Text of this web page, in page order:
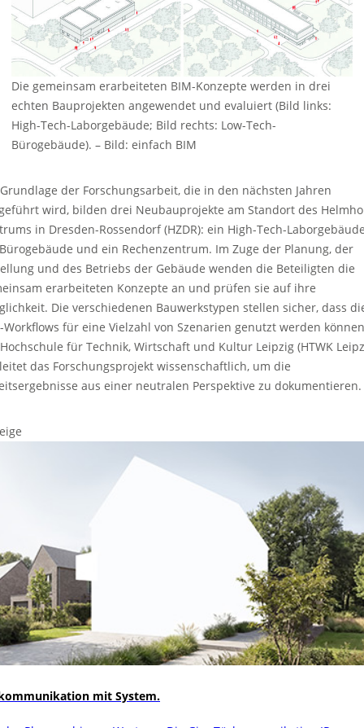
Die gemeinsam erarbeiteten BIM-Konzepte werden in drei
echten Bauprojekten angewendet und evaluiert (Bild links:
High-Tech-Laborgebäude; Bild rechts: Low-Tech-
Bürogebäude). – Bild: einfach BIM
der Forschungsarbeit, die in den nächsten Jahren
wird, bilden drei Neubauprojekte am Standort des
in Dresden-Rossendorf (HZDR): ein High-Tech-
und ein Rechenzentrum. Im Zuge der Planung, der
und des Betriebs der Gebäude wenden die Beteiligten die
erarbeiteten Konzepte an und prüfen sie auf ihre
Die verschiedenen Bauwerkstypen stellen sicher, dass
Workflows für eine Vielzahl von Szenarien genutzt werden
für Technik, Wirtschaft und Kultur Leipzig (HTWK
das Forschungsprojekt wissenschaftlich, um die
aus einer neutralen Perspektive zu dokumentieren.
mit System.